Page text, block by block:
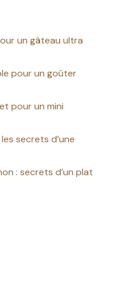
un gâteau ultra
pour un goûter
pour un mini
secrets d’une
: secrets d’un plat